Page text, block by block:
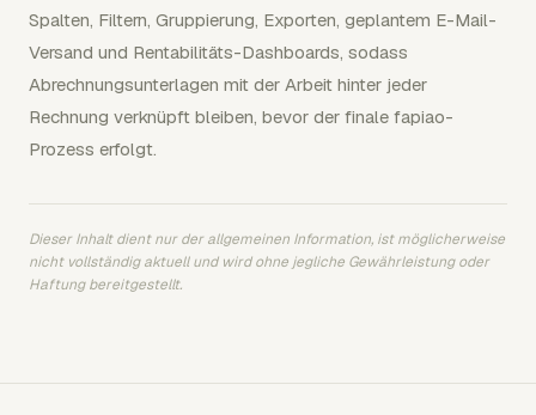
Spalten, Filtern, Gruppierung, Exporten, geplantem E-Mail-
Versand und Rentabilitäts-Dashboards, sodass
Abrechnungsunterlagen mit der Arbeit hinter jeder
Rechnung verknüpft bleiben, bevor der finale fapiao-
Prozess erfolgt.
Dieser Inhalt dient nur der allgemeinen Information, ist möglicherweise
nicht vollständig aktuell und wird ohne jegliche Gewährleistung oder
Haftung bereitgestellt.